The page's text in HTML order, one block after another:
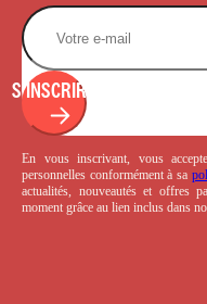
S'INSCRIRE
En vous inscrivant, vous
personnelles conformément à sa
actualités, nouveautés et offres
moment grâce au lien inclus dans